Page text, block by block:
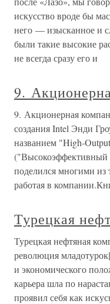
искусство вроде бы
него — изысканное и
были такие высокие
не всегда сразу его и
9.
9. Акционерная
создания Intel Энди
названием "High-
("Высокоэффективный
поделился многими из
работая в
Турецкая
Турецкая нефтяная
революция
и экономического
карьера шла по
проявил себя как